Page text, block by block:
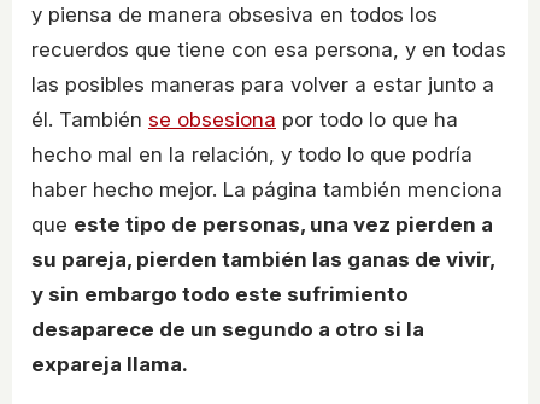
y piensa de manera obsesiva en todos los
recuerdos que tiene con esa persona, y en todas
las posibles maneras para volver a estar junto a
él. También se obsesiona por todo lo que ha
hecho mal en la relación, y todo lo que podría
haber hecho mejor. La página también menciona
que este tipo de personas, una vez pierden a
su pareja, pierden también las ganas de vivir,
y sin embargo todo este sufrimiento
desaparece de un segundo a otro si la
expareja llama.